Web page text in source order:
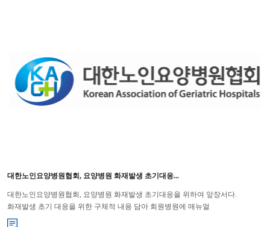
대한노인요양병원협회, 요양병원 화재발생 초기대응...
대한노인요양병원협회, 요양병원 화재발생 초기대응을 위하여 앞장서다.
화재발생 초기 대응을 위한 구체적 내용 담아 회원병원에 매뉴얼
배포 대한노인요양병원협회(회장 윤해영)는 장성의 요양병원 방화사고를 계기...